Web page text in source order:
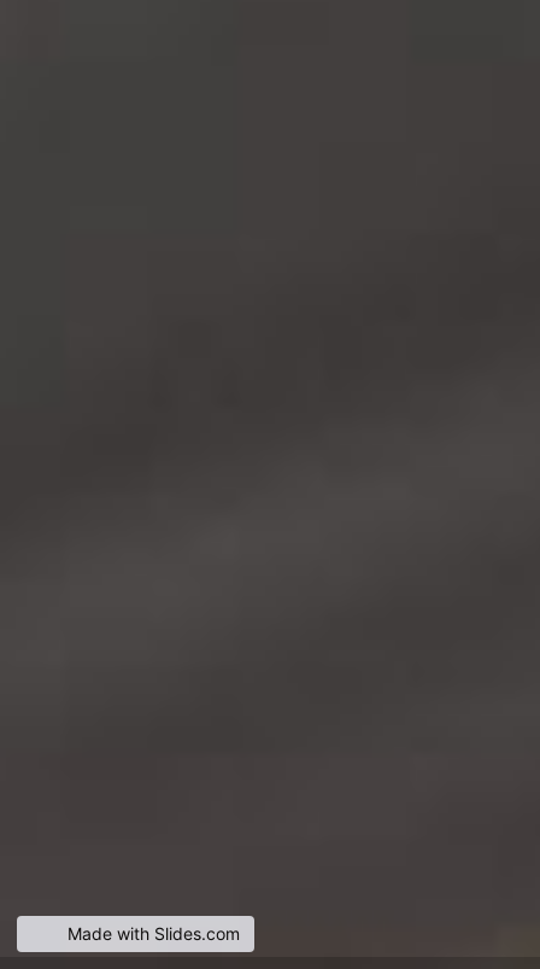
Made with Slides.com